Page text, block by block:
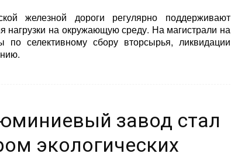
железной дороги регулярно поддерживают
нагрузки на окружающую среду. На магистрали на
по селективному сбору вторсырья, ликвидации
завод стал
экологических